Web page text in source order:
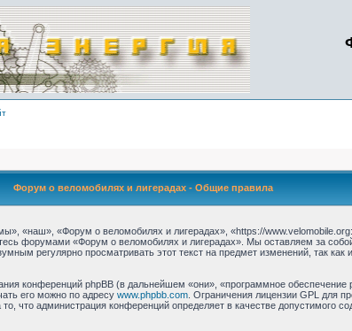
Форум о веломобилях и лигерадах - Общие правила
«наш», «Форум о веломобилях и лигерадах», «https://
форумами «Форум о веломобилях и лигерадах». Мы оставляем за
регулярно просматривать этот текст на предмет изменений, так
конференций phpBB (в дальнейшем «они», «программное обеспечение
его можно по адресу www.phpbb.com . Ограничения лицензии GPL для
что администрация конференций определяет в качестве допустимого